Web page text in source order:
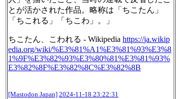
とが活かされた作品。略称は「ちこたん」
「ちこれる」「ちこわ」。」
ちこたん、こわれる - Wikipedia https://ja.wikip
edia.org/wiki/%E3%81%A1%E3%81%93%E3%8
1%9F%E3%82%93%E3%80%81%E3%81%93%
E3%82%8F%E3%82%8C%E3%82%8B
[Mastodon Japan] 2024-11-18 23:22:31